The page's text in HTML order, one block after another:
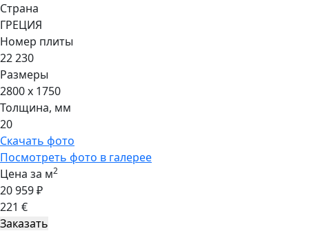
Страна
ГРЕЦИЯ
Номер плиты
22 230
Размеры
2800 x 1750
Толщина, мм
20
Скачать фото
Посмотреть фото в галерее
Цена за м2
20 959 ₽
221 €